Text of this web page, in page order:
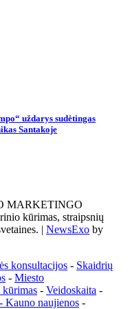
uždarys sudėtingas
Santakoje
MARKETINGO
kūrimas, straipsnių
| NewsExo by
konsultacijos - Skaidrių
- Miesto
- Veidoskaita -
Kauno naujienos -